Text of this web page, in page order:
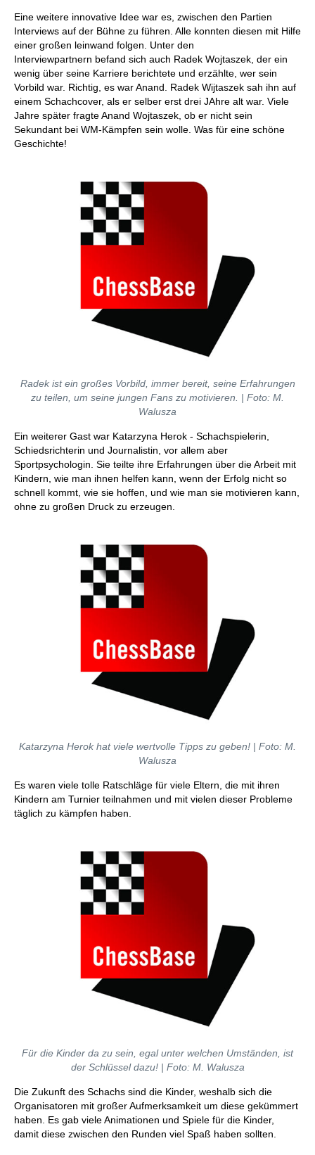
Eine weitere innovative Idee war es, zwischen den Partien
Interviews auf der Bühne zu führen. Alle konnten diesen mit Hilfe
einer großen leinwand folgen. Unter den
Interviewpartnern befand sich auch Radek Wojtaszek, der ein
wenig über seine Karriere berichtete und erzählte, wer sein
Vorbild war. Richtig, es war Anand. Radek Wijtaszek sah ihn auf
einem Schachcover, als er selber erst drei JAhre alt war. Viele
Jahre später fragte Anand Wojtaszek, ob er nicht sein
Sekundant bei WM-Kämpfen sein wolle. Was für eine schöne
Geschichte!
Radek ist ein großes Vorbild, immer bereit, seine Erfahrungen
zu teilen, um seine jungen Fans zu motivieren. | Foto: M.
Walusza
Ein weiterer Gast war Katarzyna Herok - Schachspielerin,
Schiedsrichterin und Journalistin, vor allem aber
Sportpsychologin. Sie teilte ihre Erfahrungen über die Arbeit mit
Kindern, wie man ihnen helfen kann, wenn der Erfolg nicht so
schnell kommt, wie sie hoffen, und wie man sie motivieren kann,
ohne zu großen Druck zu erzeugen.
Katarzyna Herok hat viele wertvolle Tipps zu geben! | Foto: M.
Walusza
Es waren viele tolle Ratschläge für viele Eltern, die mit ihren
Kindern am Turnier teilnahmen und mit vielen dieser Probleme
täglich zu kämpfen haben.
Für die Kinder da zu sein, egal unter welchen Umständen, ist
der Schlüssel dazu! | Foto: M. Walusza
Die Zukunft des Schachs sind die Kinder, weshalb sich die
Organisatoren mit großer Aufmerksamkeit um diese gekümmert
haben. Es gab viele Animationen und Spiele für die Kinder,
damit diese zwischen den Runden viel Spaß haben sollten.